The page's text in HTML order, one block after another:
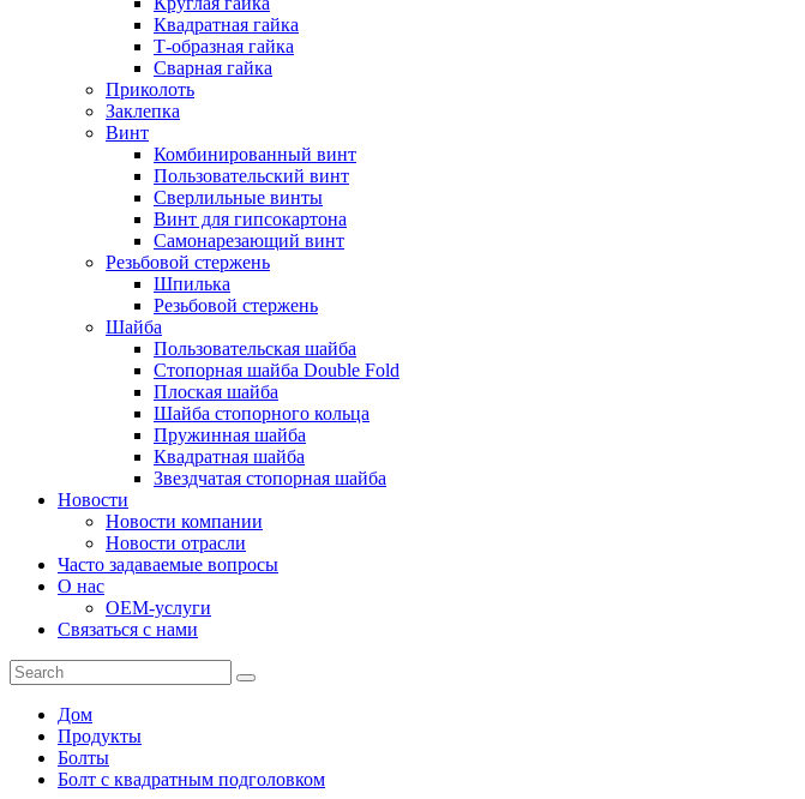
Квадратная гайка
Т-образная гайка
Сварная гайка
Приколоть
Заклепка
Винт
Комбинированный винт
Пользовательский винт
Сверлильные винты
Винт для гипсокартона
Самонарезающий винт
Резьбовой стержень
Шпилька
Резьбовой стержень
Шайба
Пользовательская шайба
Стопорная шайба Double Fold
Плоская шайба
Шайба стопорного кольца
Пружинная шайба
Квадратная шайба
Звездчатая стопорная шайба
Новости
Новости компании
Новости отрасли
Часто задаваемые вопросы
О нас
OEM-услуги
Связаться с нами
Дом
Продукты
Болты
Болт с квадратным подголовком